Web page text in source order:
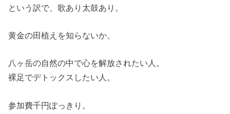
という訳で、歌あり太鼓あり。
黄金の田植えを知らないか。
八ヶ岳の自然の中で心を解放されたい人。
裸足でデトックスしたい人。
参加費千円ぽっきり。